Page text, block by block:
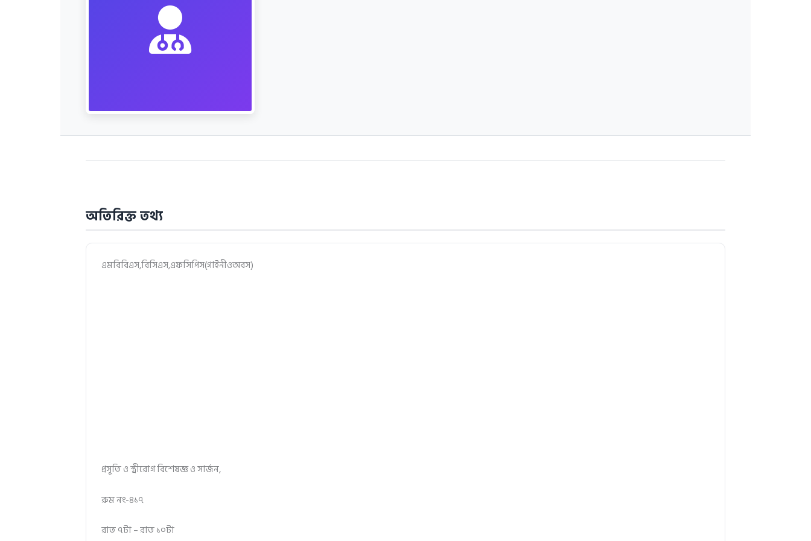
অতিরিক্ত তথ্য
এমবিবিএস,বিসিএস,এফসিপিস(গাইনীওঅবস)
প্রসূতি ও স্ত্রীরোগ বিশেষজ্ঞ ও সার্জন,
রুম নং-৪১৭
রাত ৭টা – রাত ১০টা